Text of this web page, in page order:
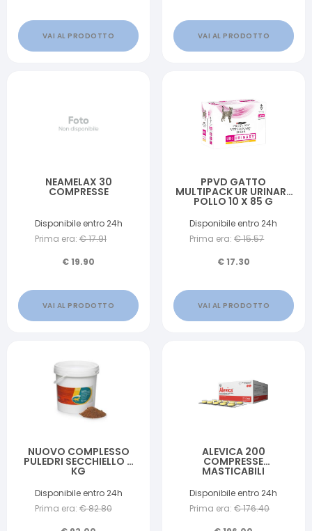
VAI AL PRODOTTO VAI AL PRODOTTO
NEAMELAX 30
COMPRESSE
Disponibile entro 24h
Prima era: €17.91
€19.90
VAI AL PRODOTTO
PPVD GATTO
MULTIPACK UR URINARY
POLLO 10 X 85 G
Disponibile entro 24h
Prima era: €15.57
€17.30
VAI AL PRODOTTO
NUOVO COMPLESSO
PULEDRI SECCHIELLO 4
KG
Disponibile entro 24h
Prima era: €82.80
ALEVICA 200
COMPRESSE
MASTICABILI
Disponibile entro 24h
Prima era: €176.40